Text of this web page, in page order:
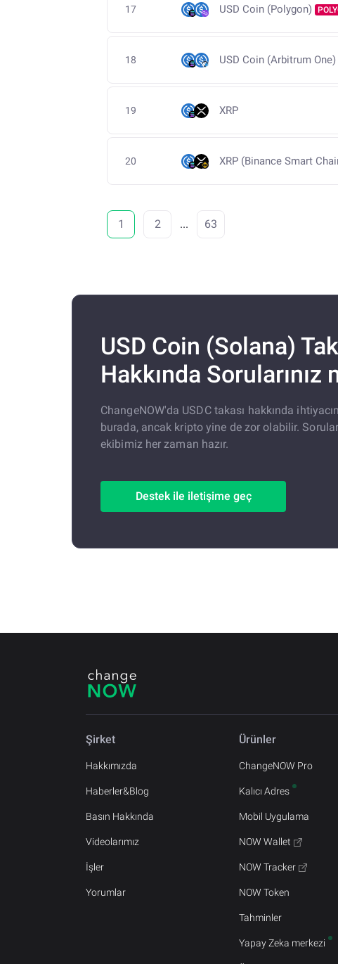
17 USD Coin (Polygon)
18 USD Coin (Arbitrum One)
19 XRP
20 XRP (Binance Smart
1 2 ... 63
USD Coin (Solana)
Hakkında Sorularınız
ChangeNOW'da USDC takası hakkında
burada, ancak kripto yine de zor olabilir.
ekibimiz her zaman hazır.
Destek ile iletişime geç
Şirket
Hakkımızda
Haberler&Blog
Basın Hakkında
Videolarımız
İşler
Yorumlar
Ürünler
ChangeNOW Pro
Kalıcı Adres
Mobil Uygulama
NOW Wallet
NOW Tracker
NOW Token
Tahminler
Yapay Zeka merkezi